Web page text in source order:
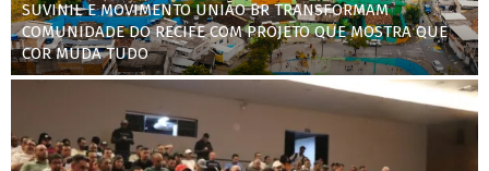
SUVINIL E MOVIMENTO UNIÃO BR TRANSFORMAM
COMUNIDADE DO RECIFE COM PROJETO QUE MOSTRA QUE
COR MUDA TUDO